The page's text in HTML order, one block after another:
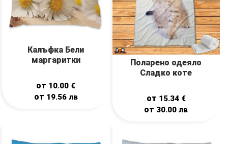
Калъфка Бели
маргаритки
от 10.00 €
от 19.56 лв
Поларено одеяло
Сладко коте
от 15.34 €
от 30.00лв